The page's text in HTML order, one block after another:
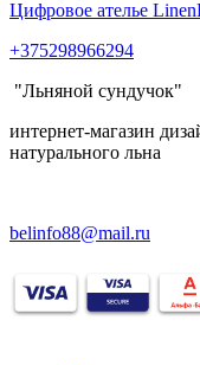
Цифровое ателье
+375298966294
"Льняной сундучок"
интернет-магазин
натурального льна
belinfo88@mail.ru